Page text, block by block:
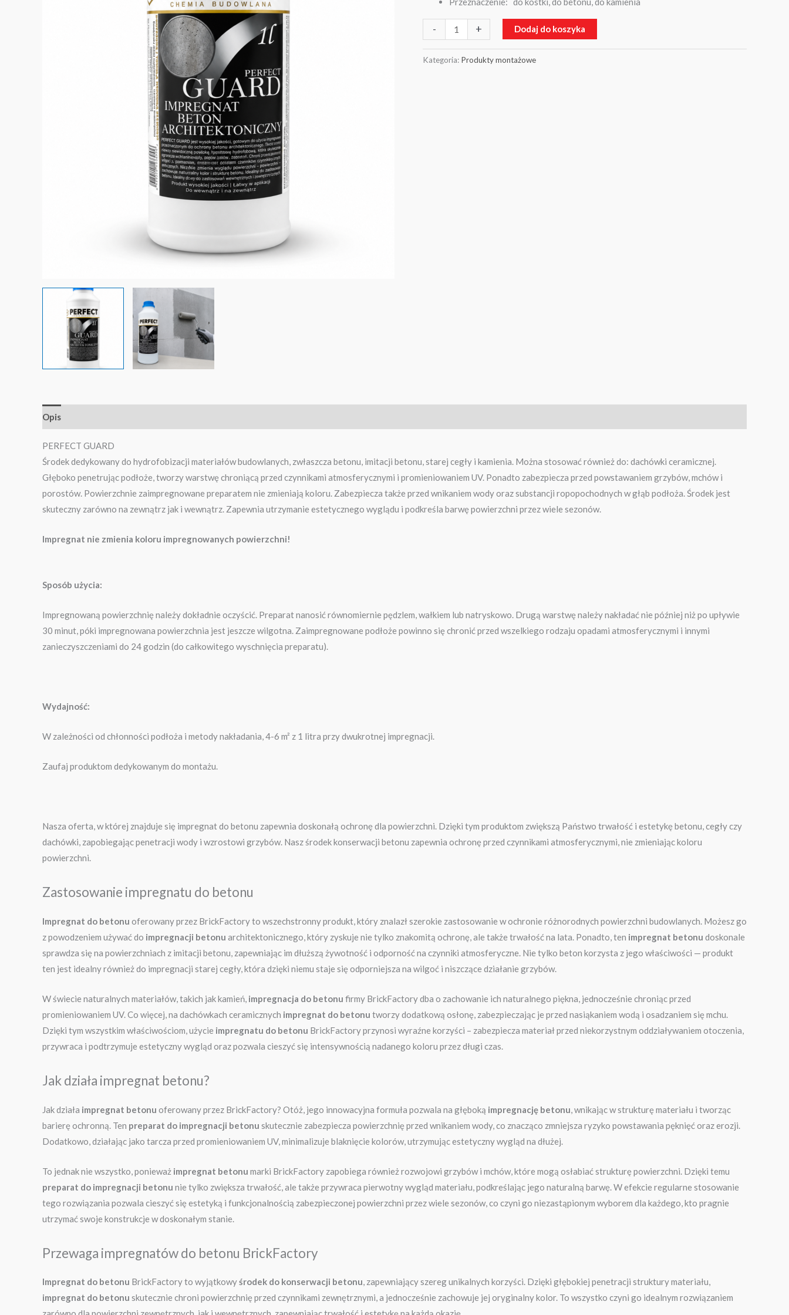
- + Dodaj do koszyka
Kategoria: Produkty montażowe
Opis
PERFECT GUARD
Środek dedykowany do hydrofobizacji materiałów budowlanych, zwłaszcza betonu, imitacji betonu, starej cegły i kamienia. Można stosować również do: dachówki ceramicznej.
Głęboko penetrując podłoże, tworzy warstwę chroniącą przed czynnikami atmosferycznymi i promieniowaniem UV. Ponadto zabezpiecza przed powstawaniem grzybów, mchów i
porostów. Powierzchnie zaimpregnowane preparatem nie zmieniają koloru. Zabezpiecza także przed wnikaniem wody oraz substancji ropopochodnych w głąb podłoża. Środek jest
skuteczny zarówno na zewnątrz jak i wewnątrz. Zapewnia utrzymanie estetycznego wyglądu i podkreśla barwę powierzchni przez wiele sezonów.
Impregnat nie zmienia koloru impregnowanych powierzchni!
Sposób użycia:
Impregnowaną powierzchnię należy dokładnie oczyścić. Preparat nanosić równomiernie pędzlem, wałkiem lub natryskowo. Drugą warstwę należy nakładać nie później niż po upływie
30 minut, póki impregnowana powierzchnia jest jeszcze wilgotna. Zaimpregnowane podłoże powinno się chronić przed wszelkiego rodzaju opadami atmosferycznymi i innymi
zanieczyszczeniami do 24 godzin (do całkowitego wyschnięcia preparatu).
Wydajność:
W zależności od chłonności podłoża i metody nakładania, 4-6 m² z 1 litra przy dwukrotnej impregnacji.
Zaufaj produktom dedykowanym do montażu.
Nasza oferta, w której znajduje się impregnat do betonu zapewnia doskonałą ochronę dla powierzchni. Dzięki tym produktom zwiększą Państwo trwałość i estetykę betonu, cegły czy
dachówki, zapobiegając penetracji wody i wzrostowi grzybów. Nasz środek konserwacji betonu zapewnia ochronę przed czynnikami atmosferycznymi, nie zmieniając koloru
powierzchni.
Zastosowanie impregnatu do betonu
Impregnat do betonu oferowany przez BrickFactory to wszechstronny produkt, który znalazł szerokie zastosowanie w ochronie różnorodnych powierzchni budowlanych. Możesz go
z powodzeniem używać do impregnacji betonu architektonicznego, który zyskuje nie tylko znakomitą ochronę, ale także trwałość na lata. Ponadto, ten impregnat betonu doskonale
sprawdza się na powierzchniach z imitacji betonu, zapewniając im dłuższą żywotność i odporność na czynniki atmosferyczne. Nie tylko beton korzysta z jego właściwości — produkt
ten jest idealny również do impregnacji starej cegły, która dzięki niemu staje się odporniejsza na wilgoć i niszczące działanie grzybów.
W świecie naturalnych materiałów, takich jak kamień, impregnacja do betonu firmy BrickFactory dba o zachowanie ich naturalnego piękna, jednocześnie chroniąc przed
promieniowaniem UV. Co więcej, na dachówkach ceramicznych impregnat do betonu tworzy dodatkową osłonę, zabezpieczając je przed nasiąkaniem wodą i osadzaniem się mchu.
Dzięki tym wszystkim właściwościom, użycie impregnatu do betonu BrickFactory przynosi wyraźne korzyści – zabezpiecza materiał przed niekorzystnym oddziaływaniem otoczenia,
przywraca i podtrzymuje estetyczny wygląd oraz pozwala cieszyć się intensywnością nadanego koloru przez długi czas.
Jak działa impregnat betonu?
Jak działa impregnat betonu oferowany przez BrickFactory? Otóż, jego innowacyjna formuła pozwala na głęboką impregnację betonu , wnikając w strukturę materiału i tworząc
barierę ochronną. Ten preparat do impregnacji betonu skutecznie zabezpiecza powierzchnię przed wnikaniem wody, co znacząco zmniejsza ryzyko powstawania pęknięć oraz erozji.
Dodatkowo, działając jako tarcza przed promieniowaniem UV, minimalizuje blaknięcie kolorów, utrzymując estetyczny wygląd na dłużej.
To jednak nie wszystko, ponieważ impregnat betonu marki BrickFactory zapobiega również rozwojowi grzybów i mchów, które mogą osłabiać strukturę powierzchni. Dzięki temu
preparat do impregnacji betonu nie tylko zwiększa trwałość, ale także przywraca pierwotny wygląd materiału, podkreślając jego naturalną barwę. W efekcie regularne stosowanie
tego rozwiązania pozwala cieszyć się estetyką i funkcjonalnością zabezpieczonej powierzchni przez wiele sezonów, co czyni go niezastąpionym wyborem dla każdego, kto pragnie
utrzymać swoje konstrukcje w doskonałym stanie.
Przewaga impregnatów do betonu BrickFactory
Impregnat do betonu BrickFactory to wyjątkowyśrodek do konserwacji betonu, zapewniający szereg unikalnych korzyści. Dzięki głębokiej penetracji struktury materiału,
impregnat do betonu skutecznie chroni powierzchnię przed czynnikami zewnętrznymi, a jednocześnie zachowuje jej oryginalny kolor. To wszystko czyni go idealnym rozwiązaniem